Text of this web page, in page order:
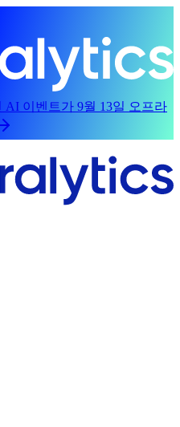
AI 이벤트가 9월 13일 오프라